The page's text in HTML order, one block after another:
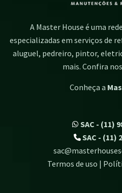
A Master House é uma
especializadas em serviços de
aluguel, pedreiro, pintor,
mais. Confira
Conheça a
SAC - (11)
SAC - (11)
Termos de uso |